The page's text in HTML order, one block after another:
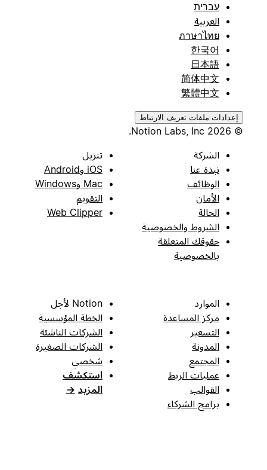
עברית
العربية
ภาษาไทย
한국어
日本語
简体中文
繁體中文
إعدادات ملفات تعريف الارتباط
الشركة
نبذة عنا
الوظائف
الأمان
الحالة
الشروط والخصوصية
حقوقك المتعلقة
بالخصوصية
تنزيل
iOS وAndroid
Mac وWindows
التقويم
Web Clipper
الموارد
مركز المساعدة
التسعير
المدونة
المجتمع
عمليات الربط
القوالب
برامج الشركاء
Notion لأجل
الخطة المؤسسية
الشركات الناشئة
الشركات الصغيرة
شخصي
استكشف
المزيد →